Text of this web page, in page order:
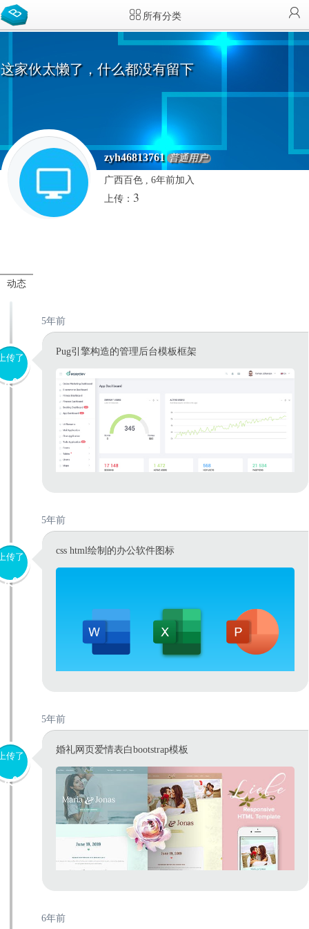
所有分类
这家伙太懒了，什么都没有留下
zyh46813761 普通用户
广西百色 , 6年前加入
上传： 3
动态
5年前
传了
Pug引擎构造的管理后台模板框架
5年前
传了
css html绘制的办公软件图标
5年前
传了
婚礼网页爱情表白bootstrap模板
6年前